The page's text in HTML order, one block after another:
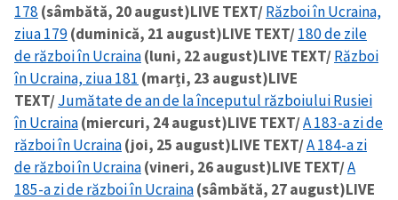
178 (sâmbătă, 20 august)LIVE TEXT/Război în Ucraina,
ziua 179(duminică, 21 august)LIVE TEXT/180 de zile
de război în Ucraina(luni, 22 august)LIVE TEXT/Război
în Ucraina, ziua 181 (marți, 23 august)LIVE
TEXT/Jumătate de an de la începutul războiului Rusiei
în Ucraina(miercuri, 24 august)LIVE TEXT/A 183-a zi de
război în Ucraina(joi, 25 august)LIVE TEXT/A 184-a zi
de război în Ucraina(vineri, 26 august)LIVE TEXT/A
185-a zi de război în Ucraina(sâmbătă, 27 august)LIVE